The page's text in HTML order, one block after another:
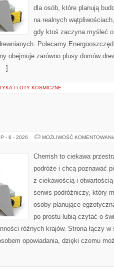
dla osób, które planują
na realnych
gdy ktoś zaczyna myśleć o
Polecamy
obejmuje zarówno plusy domów
I LOTY KOSMICZNE
- 6 - 2026 MOŻLIWOŚĆ
Cherrish to ciekawa
podróże i chcą poznawać
z ciekawością i
serwis podróżniczy, który
osoby planujące
po prostu lubią czytać o
różnych krajów. Strona łączy
opowiadania, dzięki czemu